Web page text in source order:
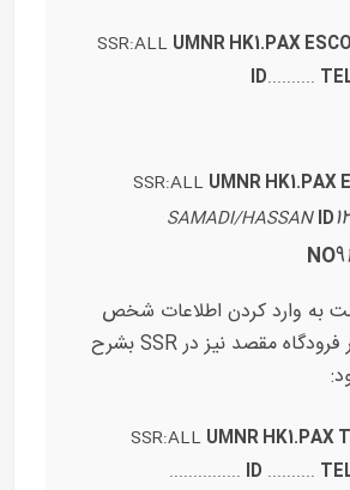
SSR:ALL UMNR HK1.PAX
ID..........
SSR:ALL UMNR HK1.PAX
SAMADI/HASSAN ID
NO9
به وارد کردن اطلاعات شخص
استقبال کننده در فرودگاه مقصد نیز در SSR بشرح
SSR:ALL UMNR HK1.PAX
............... ID ..........